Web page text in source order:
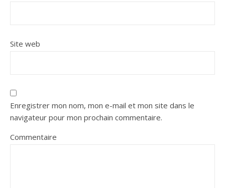
Site web
Enregistrer mon nom, mon e-mail et mon site dans le
navigateur pour mon prochain commentaire.
Commentaire